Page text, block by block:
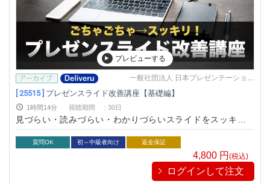
プレビューする
一般社団法人 日本プレゼンテーション
[ 25515 ] プレゼンスライド改善講座【基礎編】
1時間14分 視聴期間 : 30日
見づらい・読みづらい・わかりづらいスライドをスッキリ解
決！
質問OK 初～中級者向け 返金保証
4,800 円(税込)
ログインして注文